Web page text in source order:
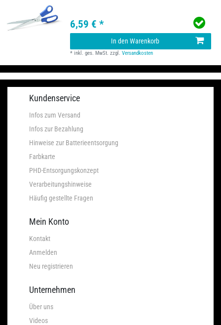
6,59 € *
In den Warenkorb
*inkl. ges. MwSt. zzgl.Versandkosten
Kundenservice
Infos zum Versand
Infos zur Bezahlung
Hinweise zur Batterieentsorgung
Farbkarte
PHD-Entsorgungskonzept
Verarbeitungshinweise
Häufig gestellte Fragen
Mein Konto
Kontakt
Anmelden
Neu registrieren
Unternehmen
Über uns
Videos